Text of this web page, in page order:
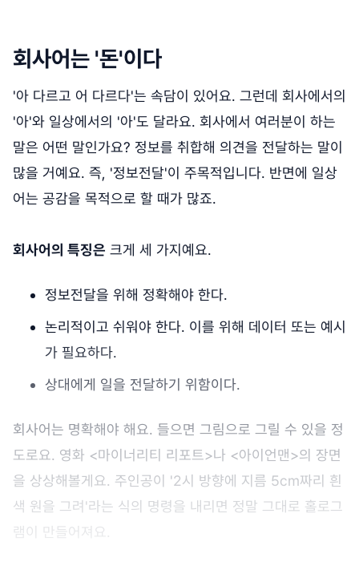
회사어는 '돈'이다
'아 다르고 어 다르다'는 속담이 있어요. 그런데 회사에서의
'아'와 일상에서의 '아'도 달라요. 회사에서 여러분이 하는
말은 어떤 말인가요? 정보를 취합해 의견을 전달하는 말이
많을 거예요. 즉, '정보전달'이 주목적입니다. 반면에 일상
어는 공감을 목적으로 할 때가 많죠.
회사어의 특징은 크게 세 가지예요.
정보전달을 위해 정확해야 한다.
논리적이고 쉬워야 한다. 이를 위해 데이터 또는 예시
가 필요하다.
상대에게 일을 전달하기 위함이다.
회사어는 명확해야 해요. 들으면 그림으로 그릴 수 있을 정
도로요. 영화 <마이너리티 리포트>나 <아이언맨>의 장면
을 상상해볼게요. 주인공이 '2시 방향에 지름 5cm짜리 흰
색 원을 그려'라는 식의 명령을 내리면 정말 그대로 홀로그
램이 만들어져요.